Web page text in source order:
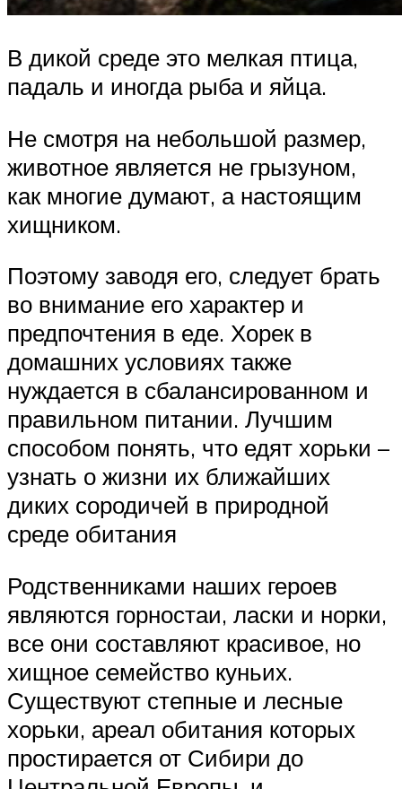
В дикой среде это мелкая птица,
падаль и иногда рыба и яйца.
Не смотря на небольшой размер,
животное является не грызуном,
как многие думают, а настоящим
хищником.
Поэтому заводя его, следует брать
во внимание его характер и
предпочтения в еде. Хорек в
домашних условиях также
нуждается в сбалансированном и
правильном питании. Лучшим
способом понять, что едят хорьки –
узнать о жизни их ближайших
диких сородичей в природной
среде обитания
Родственниками наших героев
являются горностаи, ласки и норки,
все они составляют красивое, но
хищное семейство куньих.
Существуют степные и лесные
хорьки, ареал обитания которых
простирается от Сибири до